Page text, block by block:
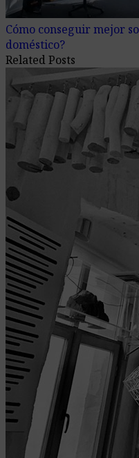
Cómo conseguir mejor
doméstico?
Related Posts